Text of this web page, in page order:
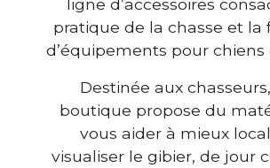
ligne d’accessoires
pratique de la chasse et la
d’équipements pour chiens
Destinée aux
boutique propose du
vous aider à mieux
visualiser le gibier, de jour